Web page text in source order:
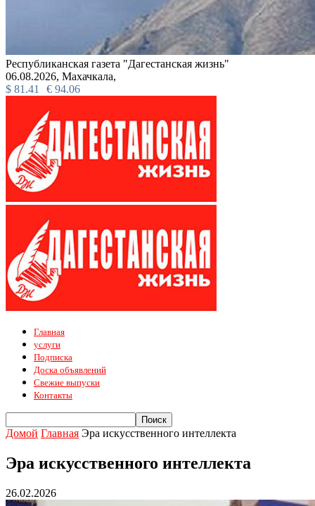
Республиканская газета "Дагестанская жизнь"
06.08.2026, Махачкала,
$ 81.41 € 94.06
Главная
услуги
Подписка
Доска объявлений
Свежие выпуски
Контакты
Домой Главная Эра искусственного интеллекта
Эра искусственного интеллекта
26.02.2026